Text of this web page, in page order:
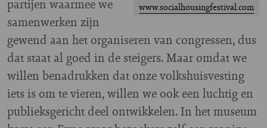
www.socialhousingfestival.com
partijen waarmee we
samenwerken zijn
gewend aan het organiseren van congressen, dus
dat staat al goed in de steigers. Maar omdat we
willen benadrukken dat onze volkshuisvesting
iets is om te vieren, willen we ook een luchtig en
publieksgericht deel ontwikkelen. In het museum